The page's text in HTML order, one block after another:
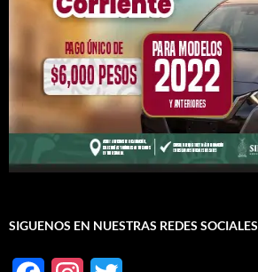
SIGUENOS EN NUESTRAS REDES SOCIALES